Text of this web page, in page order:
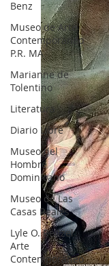
Benz
Museo de Arte
Contemporáneo
P.R. MA
Marianne de
Tolentino
Literatura
Diario Libre
Museo del
Hombre
Dominicano
Museo de Las
Casas Reales
Lyle O. Reitzel
Arte
Contemporáneo